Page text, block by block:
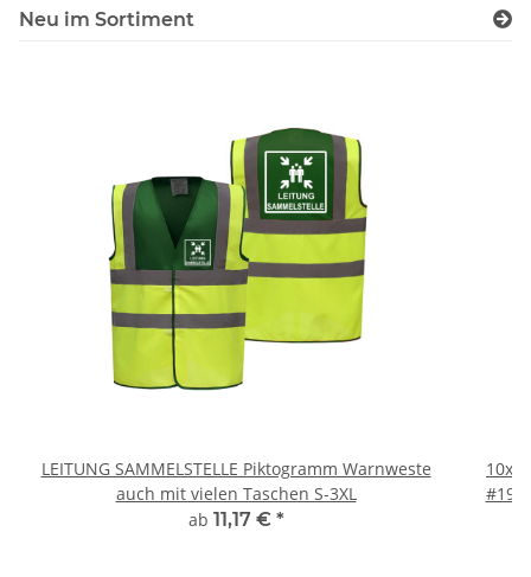
Neu im Sortiment
LEITUNG SAMMELSTELLE Piktogramm Warnweste
auch mit vielen Taschen S-3XL
ab 11,17 € *
10x
#190